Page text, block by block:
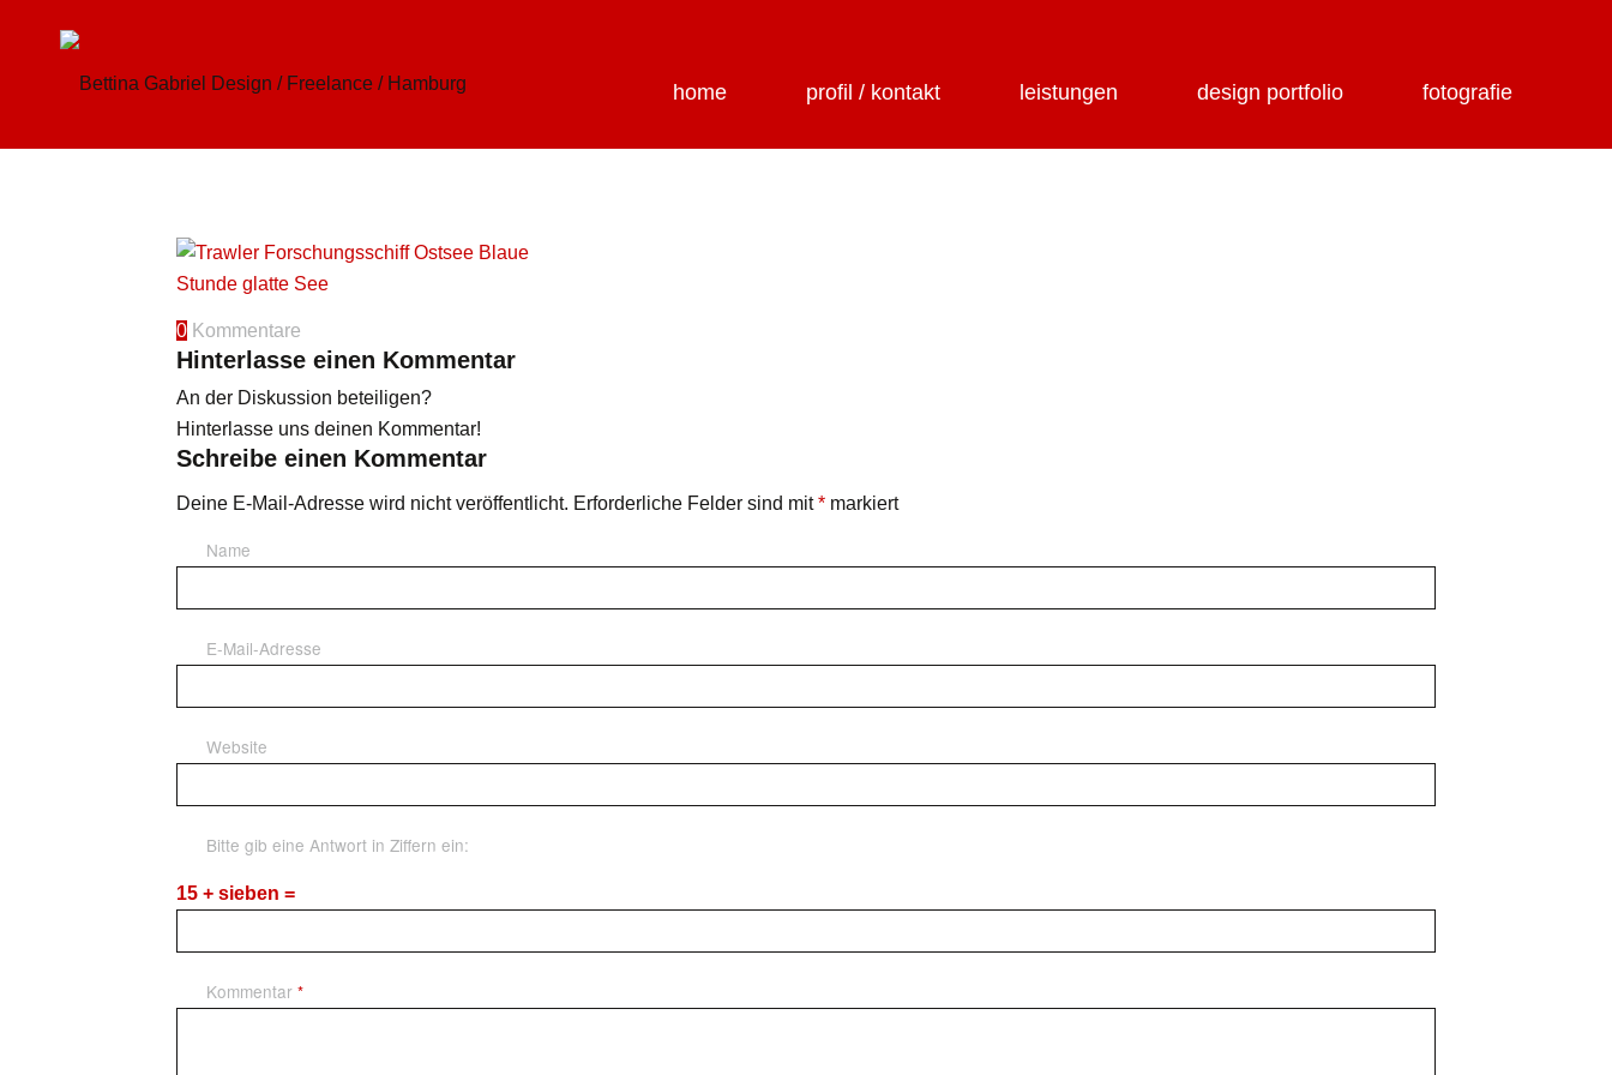
home profil / kontakt leistungen design portfolio fotografie
0 Kommentare
Hinterlasse einen Kommentar
An der Diskussion beteiligen?
Hinterlasse uns deinen Kommentar!
Schreibe einen Kommentar
Deine E-Mail-Adresse wird nicht veröffentlicht. Erforderliche Felder sind mit* markiert
Name
E-Mail-Adresse
Website
Bitte gib eine Antwort in Ziffern ein:
15 + sieben =
Kommentar *